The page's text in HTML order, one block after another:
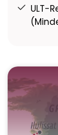
ULT-